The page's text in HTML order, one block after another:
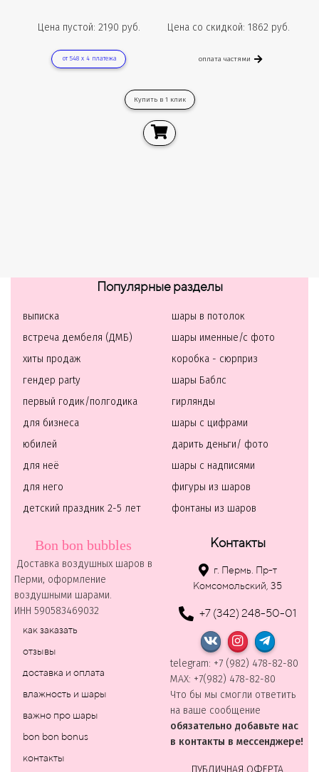
Цена пустой: 2190 руб. Цена со скидкой: 1862 руб.
от 548 х 4 платежа оплата частями
Купить в 1 клик
Популярные разделы
выписка
встреча дембеля (ДМБ)
хиты продаж
гендер party
первый годик/полгодика
для бизнеса
юбилей
для неё
для него
детский праздник 2-5 лет
шары в потолок
шары именные/с фото
коробка - сюрприз
шары Баблс
гирлянды
шары с цифрами
дарить деньги/ фото
шары с надписями
фигуры из шаров
фонтаны из шаров
Bon bon bubbles
Доставка воздушных шаров в
Перми, оформление
воздушными шарами.
ИНН 590583469032
как заказать
отзывы
доставка и оплата
влажность и шары
важно про шары
bon bon bonus
контакты
Контакты
г. Пермь. Пр-т
Комсомольский, 35
+7 (342) 248-50-01
telegram: +7 (982) 478-82-80
MAХ: +7(982) 478-82-80
Что бы мы смогли ответить
на ваше сообщение
обязательно добавьте нас
в контакты в мессенджере!